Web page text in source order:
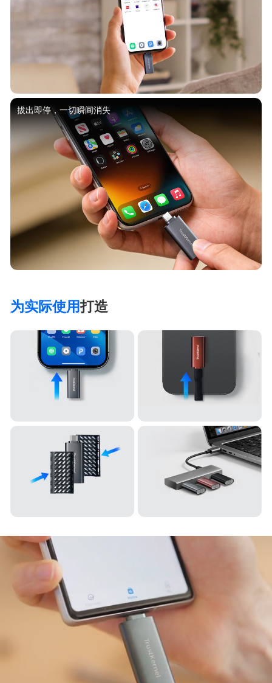
拔出即停，一切瞬间消失
为实际使用打造
即插即用 日常使用